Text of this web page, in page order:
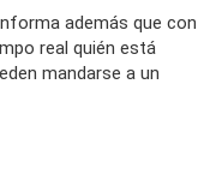
además que con
real quién está
mandarse a un